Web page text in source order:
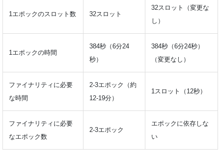
1エポックのスロット数 32スロット
32スロット（変更な
し）
1エポックの時間
384秒（6分24
秒）
384秒（6分24秒）
（変更なし）
ファイナリティに必要
な時間
2-3エポック（約
12-19分）
1スロット（12秒）
ファイナリティに必要
なエポック数
2-3エポック
エポックに依存しな
い